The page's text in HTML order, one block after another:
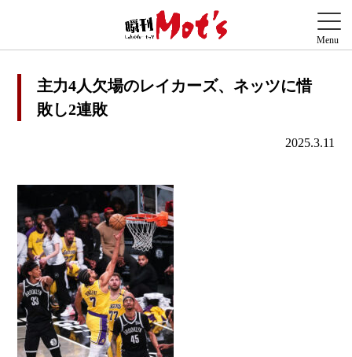
主力4人欠場のレイカーズ、ネッツに惜
敗し2連敗
2025.3.11